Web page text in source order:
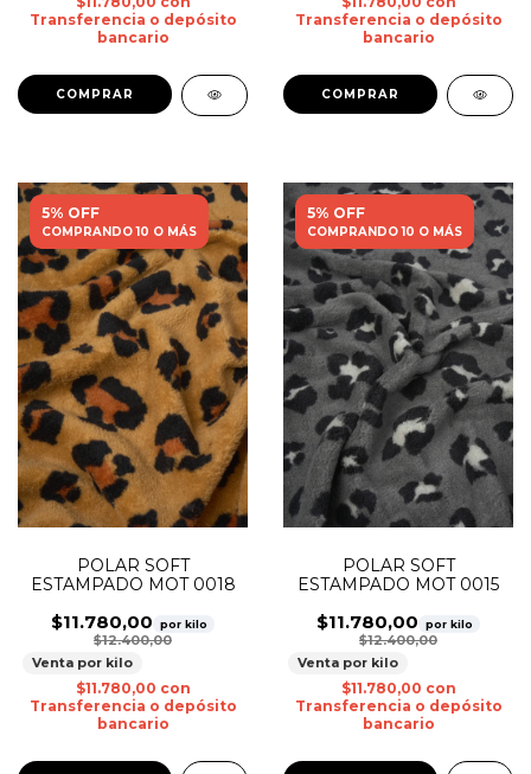
Transferencia o depósito
bancario
Transferencia o depósito
bancario
5% OFF
COMPRANDO 10 O MÁS
POLAR SOFT
ESTAMPADO MOT 0018
$11.780,00 por kilo
$12.400,00
Venta por kilo
$11.780,00 con
Transferencia o depósito
bancario
5% OFF
COMPRANDO 10 O MÁS
POLAR SOFT
ESTAMPADO MOT 0015
$11.780,00 por kilo
$12.400,00
Venta por kilo
$11.780,00 con
Transferencia o depósito
bancario